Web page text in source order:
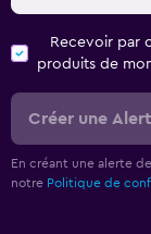
Recevoir par
produits de
Créer une
En créant une alerte
notre Politique de